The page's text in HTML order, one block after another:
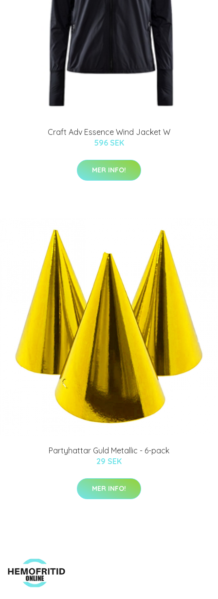
Craft Adv Essence Wind Jacket W
596 SEK
MER INFO!
Partyhattar Guld Metallic - 6-pack
29 SEK
MER INFO!